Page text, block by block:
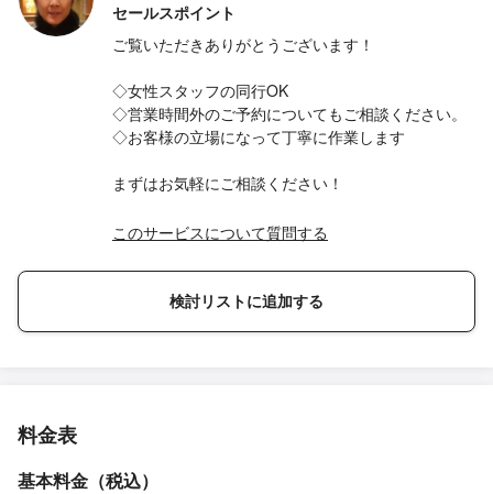
セールスポイント
ご覧いただきありがとうございます！
◇女性スタッフの同行OK
◇営業時間外のご予約についてもご相談ください。
◇お客様の立場になって丁寧に作業します
まずはお気軽にご相談ください！
このサービスについて質問する
検討リストに追加する
料金表
基本料金（税込）